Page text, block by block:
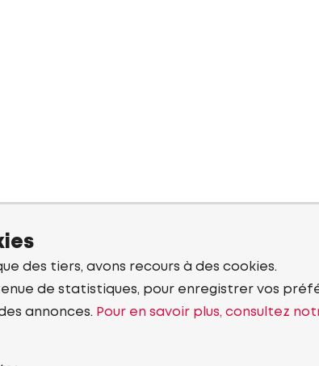
des tiers, avons recours à des cookies.
de statistiques, pour enregistrer vos
annonces. Pour en savoir plus, consultez